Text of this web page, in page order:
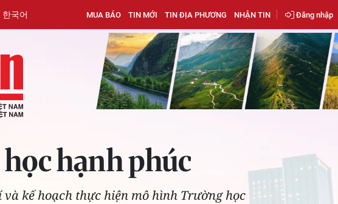
한국어 MUA BÁO TIN MỚI TIN ĐỊA PHƯƠNG NHẬN TIN Đăng nhập
hạnh phúc
kế hoạch thực hiện mô hình Trường học